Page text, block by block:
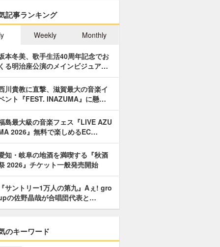
記事ランキング
Weekly Monthly
本冬美、歌手生活40周年記念でお
くる明治座公演のメインビジュア…
川貴教に直撃、滋賀最大の音楽イ
ント『FEST. INAZUMA』に懸…
島最大級の音楽フェス『LIVE AZU
2026』無料で楽しめるEC…
知・岐阜の地酒を満喫する『秋酒
2026』チケット一般発売開始
『サントリー1万人の第九』Aぇ! gro
の佐野晶哉が合唱団代表と…
のキーワード